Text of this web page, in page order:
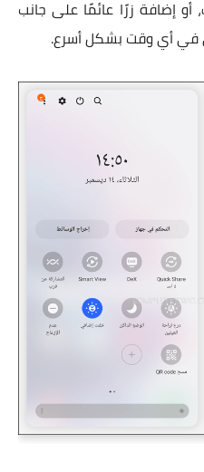
إضافة زرًا عائمًا على جانب
في أي وقت بشكل أسرع.